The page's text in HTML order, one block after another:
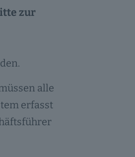
zur
alle
erfasst